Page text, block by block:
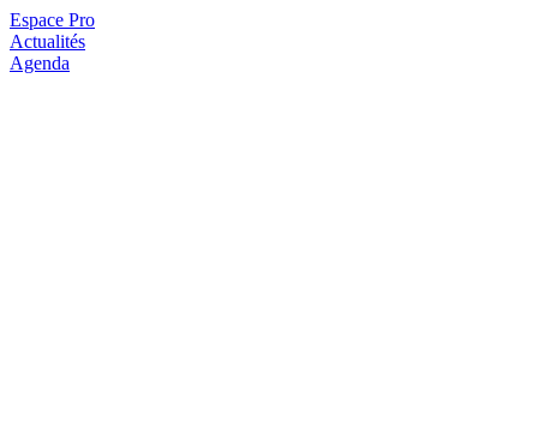
Espace Pro
Actualités
Agenda